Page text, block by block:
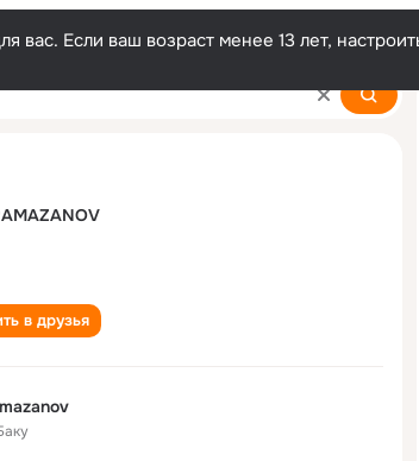
вас. Если ваш возраст менее 13 лет,
в друзья